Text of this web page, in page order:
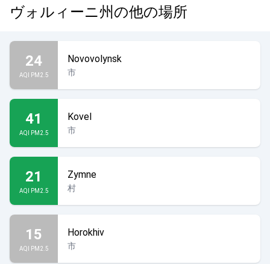
ヴォルィーニ州の他の場所
24
AQI PM2.5
Novovolynsk
市
41
AQI PM2.5
Kovel
市
21
AQI PM2.5
Zymne
村
15
AQI PM2.5
Horokhiv
市